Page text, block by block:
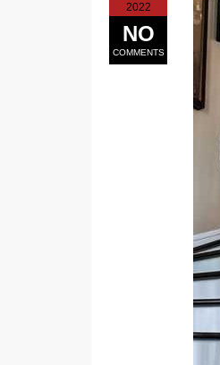
2022
NO
COMMENTS